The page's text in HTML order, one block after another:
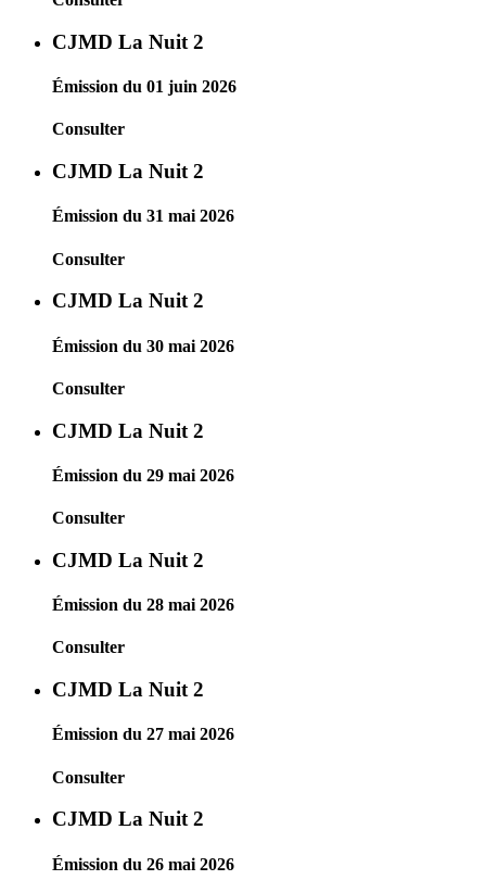
CJMD La Nuit 2
Émission du 01 juin 2026
Consulter
CJMD La Nuit 2
Émission du 31 mai 2026
Consulter
CJMD La Nuit 2
Émission du 30 mai 2026
Consulter
CJMD La Nuit 2
Émission du 29 mai 2026
Consulter
CJMD La Nuit 2
Émission du 28 mai 2026
Consulter
CJMD La Nuit 2
Émission du 27 mai 2026
Consulter
CJMD La Nuit 2
Émission du 26 mai 2026